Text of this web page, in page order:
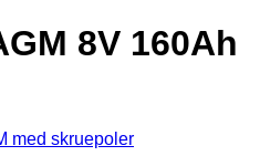
8V 160Ah
med skruepoler